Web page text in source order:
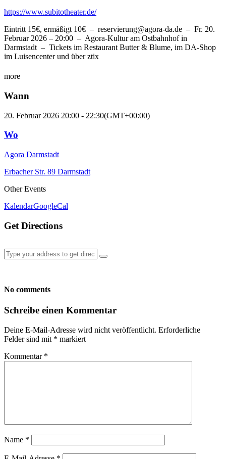
https://www.subitotheater.de/
Eintritt 15€, ermäßigt 10€ – reservierung@agora-da.de – Fr. 20.
Februar 2026 – 20:00 – Agora-Kultur am Ostbahnhof in
Darmstadt – Tickets im Restaurant Butter & Blume, im DA-Shop
im Luisencenter und über ztix
more
Wann
20. Februar 2026 20:00 - 22:30(GMT+00:00)
Wo
Agora Darmstadt
Erbacher Str. 89 Darmstadt
Other Events
KalendarGoogleCal
Get Directions
No comments
Schreibe einen Kommentar
Deine E-Mail-Adresse wird nicht veröffentlicht. Erforderliche
Felder sind mit * markiert
Kommentar *
Name *